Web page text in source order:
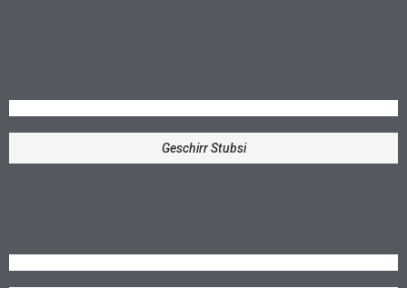
Geschirr Stubsi